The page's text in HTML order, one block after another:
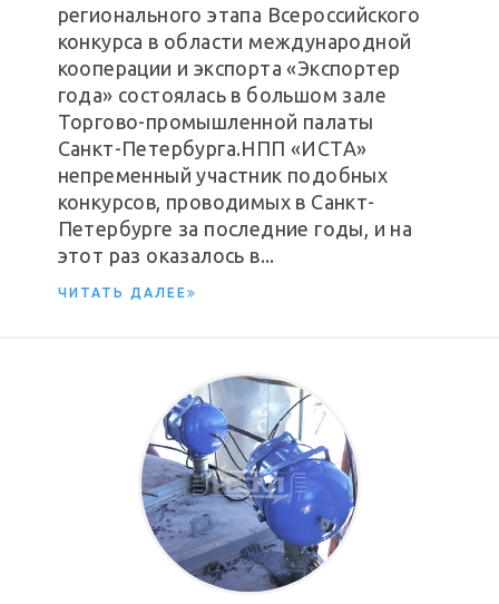
регионального этапа Всероссийского
конкурса в области международной
кооперации и экспорта «Экспортер
года» состоялась в большом зале
Торгово-промышленной палаты
Санкт-Петербурга.НПП «ИСТА»
непременный участник подобных
конкурсов, проводимых в Санкт-
Петербурге за последние годы, и на
этот раз оказалось в...
ЧИТАТЬ ДАЛЕЕ